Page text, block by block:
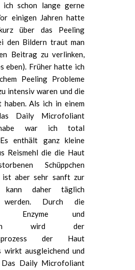
ich schon lange gerne
einigen Jahren hatte
über das Peeling
den Bildern traut man
Beitrag zu verlinken,
eben). Früher hatte ich
Peeling Probleme
intensiv waren und die
haben. Als ich in einem
Daily Microfoliant
habe war ich total
enthält ganz kleine
Reismehl die die Haut
Schüppchen
ist aber sehr sanft zur
daher täglich
werden. Durch die
Enzyme und
wird der
der Haut
wirkt ausgleichend und
Das Daily Microfoliant